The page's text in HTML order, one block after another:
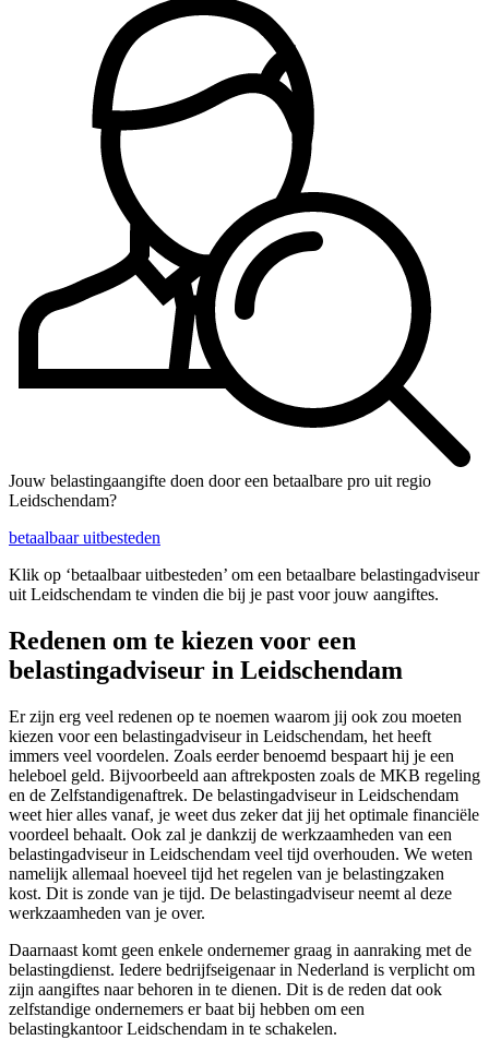
Jouw belastingaangifte doen door een betaalbare pro uit regio
Leidschendam?
betaalbaar uitbesteden
Klik op ‘betaalbaar uitbesteden’ om een betaalbare belastingadviseur
uit Leidschendam te vinden die bij je past voor jouw aangiftes.
Redenen om te kiezen voor een
belastingadviseur in Leidschendam
Er zijn erg veel redenen op te noemen waarom jij ook zou moeten
kiezen voor een belastingadviseur in Leidschendam, het heeft
immers veel voordelen. Zoals eerder benoemd bespaart hij je een
heleboel geld. Bijvoorbeeld aan aftrekposten zoals de MKB regeling
en de Zelfstandigenaftrek. De belastingadviseur in Leidschendam
weet hier alles vanaf, je weet dus zeker dat jij het optimale financiële
voordeel behaalt. Ook zal je dankzij de werkzaamheden van een
belastingadviseur in Leidschendam veel tijd overhouden. We weten
namelijk allemaal hoeveel tijd het regelen van je belastingzaken
kost. Dit is zonde van je tijd. De belastingadviseur neemt al deze
werkzaamheden van je over.
Daarnaast komt geen enkele ondernemer graag in aanraking met de
belastingdienst. Iedere bedrijfseigenaar in Nederland is verplicht om
zijn aangiftes naar behoren in te dienen. Dit is de reden dat ook
zelfstandige ondernemers er baat bij hebben om een
belastingkantoor Leidschendam in te schakelen.